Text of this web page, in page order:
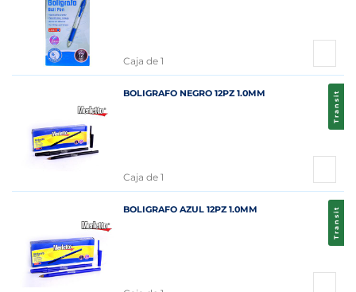
Caja de 1
Transit
BOLIGRAFO NEGRO 12PZ 1.0MM
Caja de 1
Transit
BOLIGRAFO AZUL 12PZ 1.0MM